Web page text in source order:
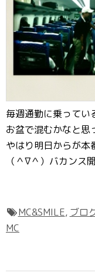
毎週通勤に乗ってい
お盆で混むかなと思
やはり明日からが本
（＾∇＾）バカンス
MC&SMILE, ブロ
MC